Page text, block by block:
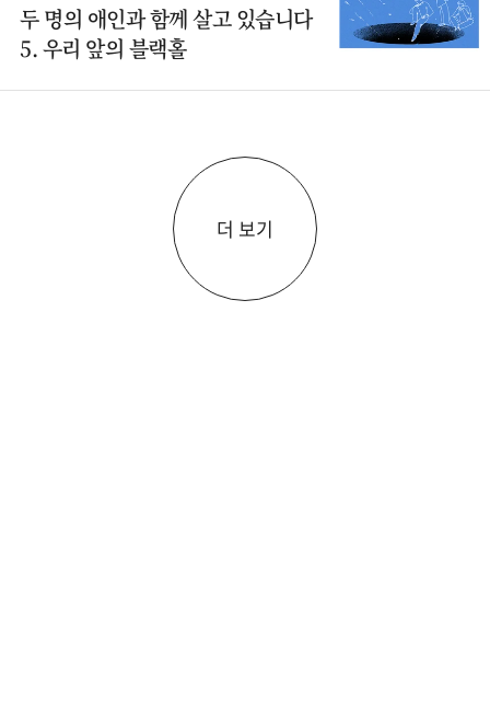
두 명의 애인과 함께 살고 있습니다
5. 우리 앞의 블랙홀
더 보기